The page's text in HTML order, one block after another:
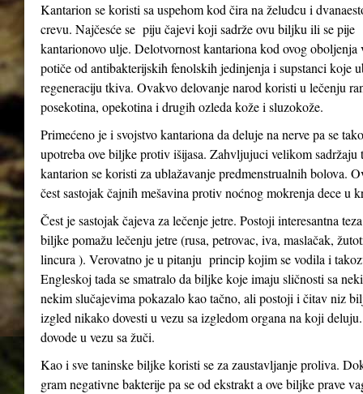
Kantarion se koristi sa uspehom kod čira na želudcu i
crevu. Najčesće se piju čajevi koji sadrže ovu biljku ili se pije
kantarionovo ulje. Delotvornost kantariona kod ovog oboljenja
potiče od antibakterijskih fenolskih jedinjenja i supstanci koje
regeneraciju tkiva. Ovakvo delovanje narod koristi u lečenju
posekotina, opekotina i drugih ozleda kože i sluzokože.
Primećeno je i svojstvo kantariona da deluje na nerve pa se
upotreba ove biljke protiv išijasa. Zahvljujuci velikom sadržaju
kantarion se koristi za ublažavanje predmenstrualnih bolova.
čest sastojak čajnih mešavina protiv noćnog mokrenja dece u
Čest je sastojak čajeva za lečenje jetre. Postoji interesantna
biljke pomažu lečenju jetre (rusa, petrovac, iva, maslačak,
lincura ). Verovatno je u pitanju princip kojim se vodila i
Engleskoj tada se smatralo da biljke koje imaju sličnosti sa
nekim slučajevima pokazalo kao tačno, ali postoji i čitav niz
izgled nikako dovesti u vezu sa izgledom organa na koji
dovode u vezu sa žuči.
Kao i sve taninske biljke koristi se za zaustavljanje proliva.
gram negativne bakterije pa se od ekstrakt a ove biljke prave